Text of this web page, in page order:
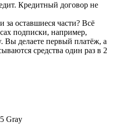
Кредитный договор не
за оставшиеся части? Всё
подписки, например,
делаете первый платёж, а
средства один раз в 2
Gray